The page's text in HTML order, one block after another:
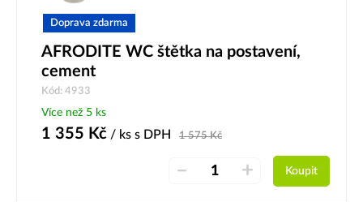
Doprava zdarma
AFRODITE WC štětka na postavení,
cement
Kód: 4933
Více než 5 ks
1 355 Kč / ks s DPH 1 575Kč
– + Koupit